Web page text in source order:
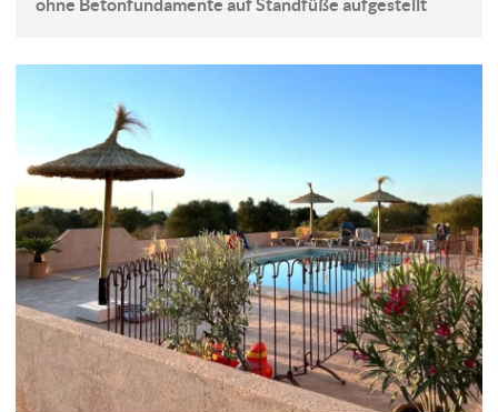
ohne Betonfundamente auf Standfüße aufgestellt